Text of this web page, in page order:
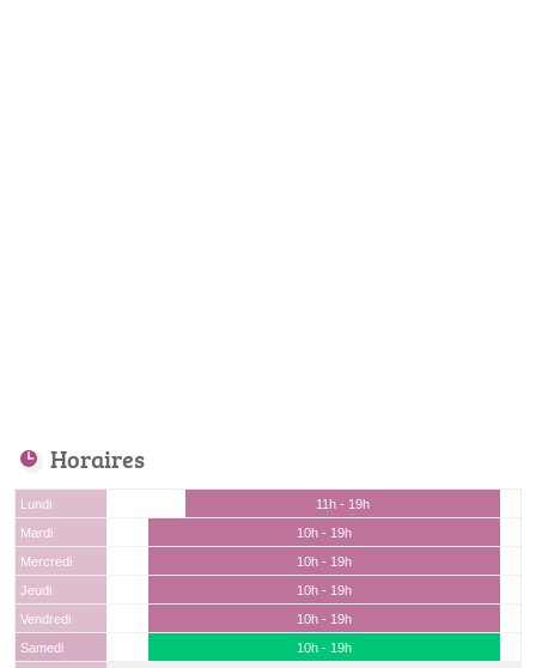
Horaires
Lundi
11h - 19h
Mardi
10h - 19h
Mercredi
10h - 19h
Jeudi
10h - 19h
Vendredi
10h - 19h
Samedi
10h - 19h